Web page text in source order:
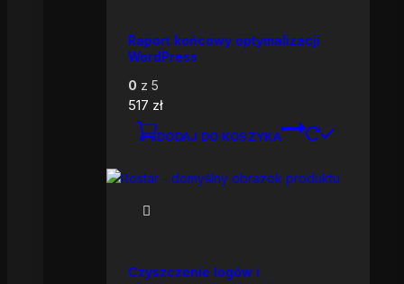
Raport końcowy optymalizacji
WordPress
0 z 5
517 zł
DODAJ DO KOSZYKA
Czyszczenie logów i